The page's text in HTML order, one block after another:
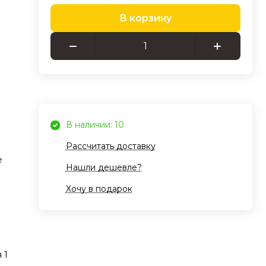
и
В корзину
В наличии: 10
Рассчитать доставку
Нашли дешевле?
Хочу в подарок